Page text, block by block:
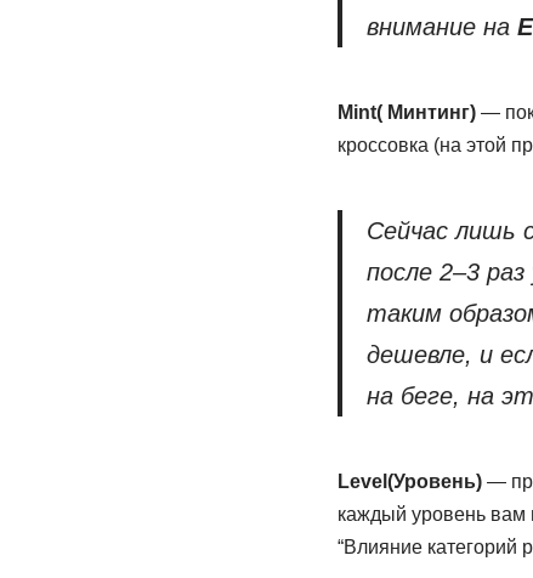
внимание на
Mint( Минтинг)—
кроссовка (на этой
Сейчас лишь
после 2–3
таким
дешевле, и
на беге, на
Level(Уровень)—
каждый уровень вам
“Влияние категорий